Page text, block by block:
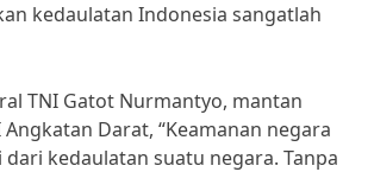
kedaulatan Indonesia sangatlah
TNI Gatot Nurmantyo, mantan
Angkatan Darat, “Keamanan negara
kedaulatan suatu negara. Tanpa